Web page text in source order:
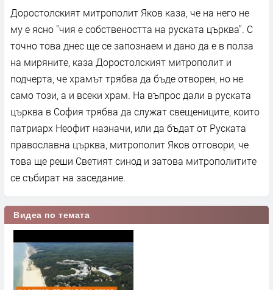
Доростолският митрополит Яков каза, че на него не
му е ясно "чия е собствеността на руската църква". С
точно това днес ще се запознаем и дано да е в полза
на миряните, каза Доростолският митрополит и
подчерта, че храмът трябва да бъде отворен, но не
само този, а и всеки храм. На въпрос дали в руската
църква в София трябва да служат свещениците, които
патриарх Неофит назначи, или да бъдат от Руската
православна църква, митрополит Яков отговори, че
това ще реши Светият синод и затова митрополитите
се събират на заседание.
Видеа по темата